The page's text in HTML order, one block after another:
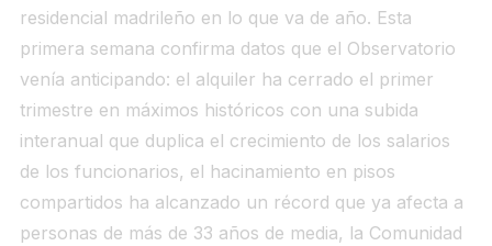
residencial madrileño en lo que va de año. Esta
primera semana confirma datos que el Observatorio
venía anticipando: el alquiler ha cerrado el primer
trimestre en máximos históricos con una subida
interanual que duplica el crecimiento de los salarios
de los funcionarios, el hacinamiento en pisos
compartidos ha alcanzado un récord que ya afecta a
personas de más de 33 años de media, la Comunidad